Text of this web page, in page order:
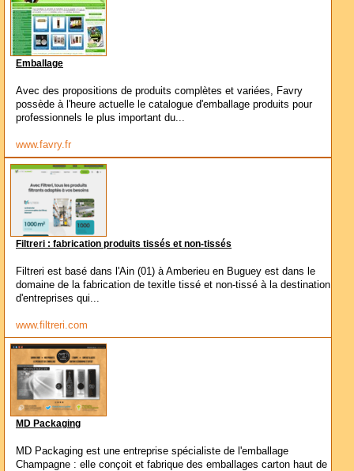
Emballage
Avec des propositions de produits complètes et variées, Favry
possède à l'heure actuelle le catalogue d'emballage produits pour
professionnels le plus important du...
www.favry.fr
Filtreri : fabrication produits tissés et non-tissés
Filtreri est basé dans l'Ain (01) à Amberieu en Buguey est dans le
domaine de la fabrication de texitle tissé et non-tissé à la destination
d'entreprises qui...
www.filtreri.com
MD Packaging
MD Packaging est une entreprise spécialiste de l'emballage
Champagne : elle conçoit et fabrique des emballages carton haut de